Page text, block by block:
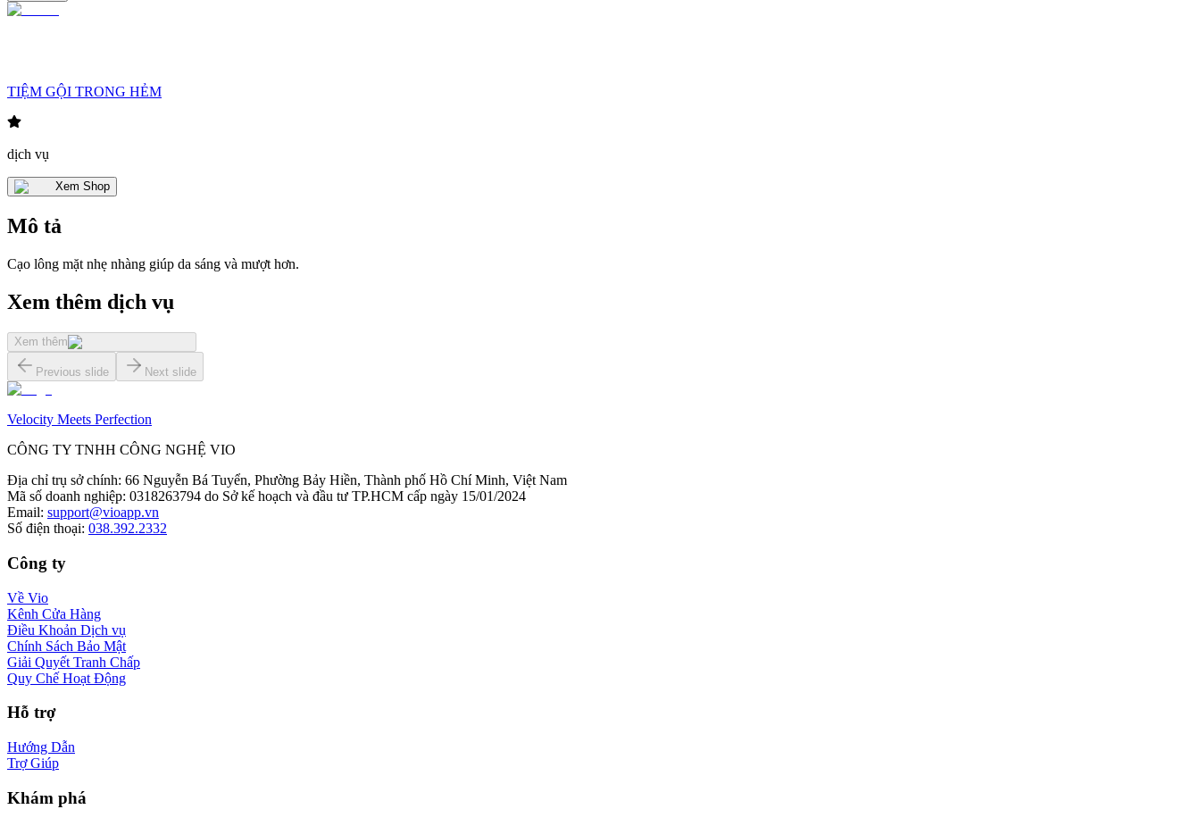
TIỆM GỘI TRONG HẺM
dịch vụ
Xem Shop
Mô tả
Cạo lông mặt nhẹ nhàng giúp da sáng và mượt hơn.
Xem thêm dịch vụ
Xem thêm
Previous slide Next slide
Velocity Meets Perfection
CÔNG TY TNHH CÔNG NGHỆ VIO
Địa chỉ trụ sở chính: 66 Nguyễn Bá Tuyển, Phường Bảy Hiền, Thành phố Hồ Chí Minh, Việt Nam
Mã số doanh nghiệp: 0318263794 do Sở kế hoạch và đầu tư TP.HCM cấp ngày 15/01/2024
Email: support@vioapp.vn
Số điện thoại: 038.392.2332
Công ty
Về Vio
Kênh Cửa Hàng
Điều Khoản Dịch vụ
Chính Sách Bảo Mật
Giải Quyết Tranh Chấp
Quy Chế Hoạt Động
Hỗ trợ
Hướng Dẫn
Trợ Giúp
Khám phá